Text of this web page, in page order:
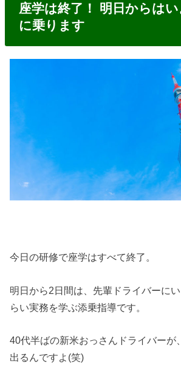
座学は終了！ 明日からは
に乗ります
今日の研修で座学はすべて終了。
明日から2日間は、先輩ドライバーに
らい実務を学ぶ添乗指導です。
40代半ばの新米おっさんドライバーが
出るんですよ(笑)